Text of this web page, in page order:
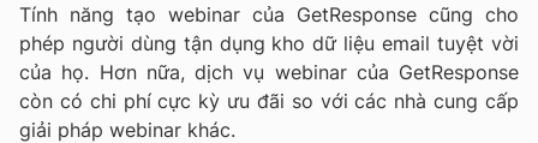
Tính năng tạo webinar của GetResponse cũng cho
phép người dùng tận dụng kho dữ liệu email tuyệt vời
của họ. Hơn nữa, dịch vụ webinar của GetResponse
còn có chi phí cực kỳ ưu đãi so với các nhà cung cấp
giải pháp webinar khác.